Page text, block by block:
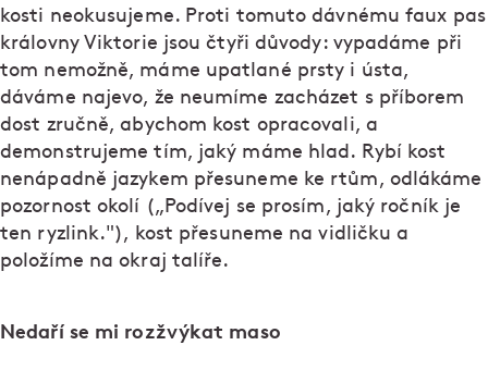
kosti neokusujeme. Proti tomuto dávnému faux pas
královny Viktorie jsou čtyři důvody: vypadáme při
tom nemožně, máme upatlané prsty i ústa,
dáváme najevo, že neumíme zacházet s příborem
dost zručně, abychom kost opracovali, a
demonstrujeme tím, jaký máme hlad. Rybí kost
nenápadně jazykem přesuneme ke rtům, odlákáme
pozornost okolí („Podívej se prosím, jaký ročník je
ten ryzlink."), kost přesuneme na vidličku a
položíme na okraj talíře.
Nedaří se mi rozžvýkat maso